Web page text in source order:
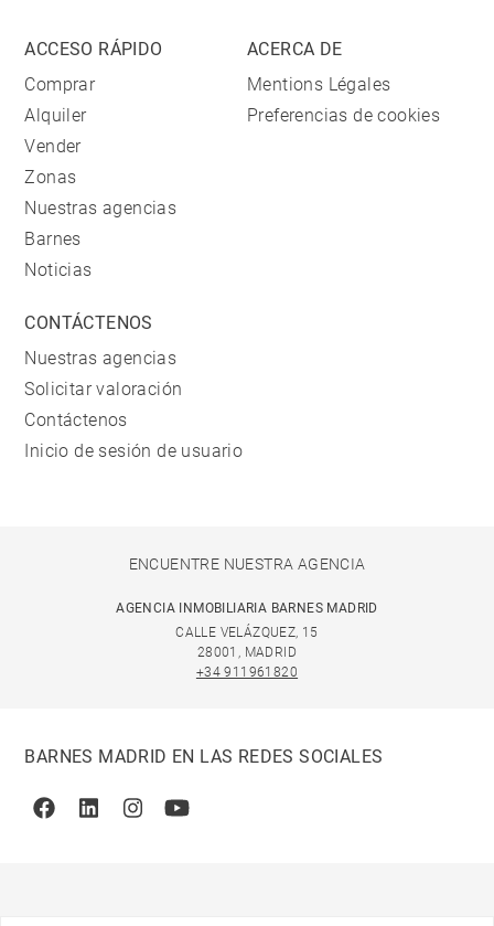
ACCESO RÁPIDO
Comprar
Alquiler
Vender
Zonas
Nuestras agencias
Barnes
Noticias
ACERCA DE
Mentions Légales
Preferencias de cookies
CONTÁCTENOS
Nuestras agencias
Solicitar valoración
Contáctenos
Inicio de sesión de usuario
ENCUENTRE NUESTRA AGENCIA
AGENCIA INMOBILIARIA BARNES MADRID
CALLE VELÁZQUEZ, 15
28001, MADRID
+34 911961820
BARNES MADRID EN LAS REDES SOCIALES
FacebookLinkedinInstagramYoutube